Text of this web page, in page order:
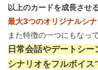
以上のカードを成長させ
最大3つのオリジナルシ
また特徴の一つにもなっ
日常会話やデートシ
シナリオをフルボイス